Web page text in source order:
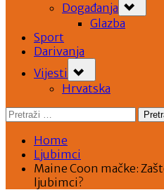
Događanja
sub-
menu
Glazba
Sport
Darivanja
Vijesti
sub-
menu
Hrvatska
Pretraži:
Home
Ljubimci
Maine Coon mačke:
ljubimci?